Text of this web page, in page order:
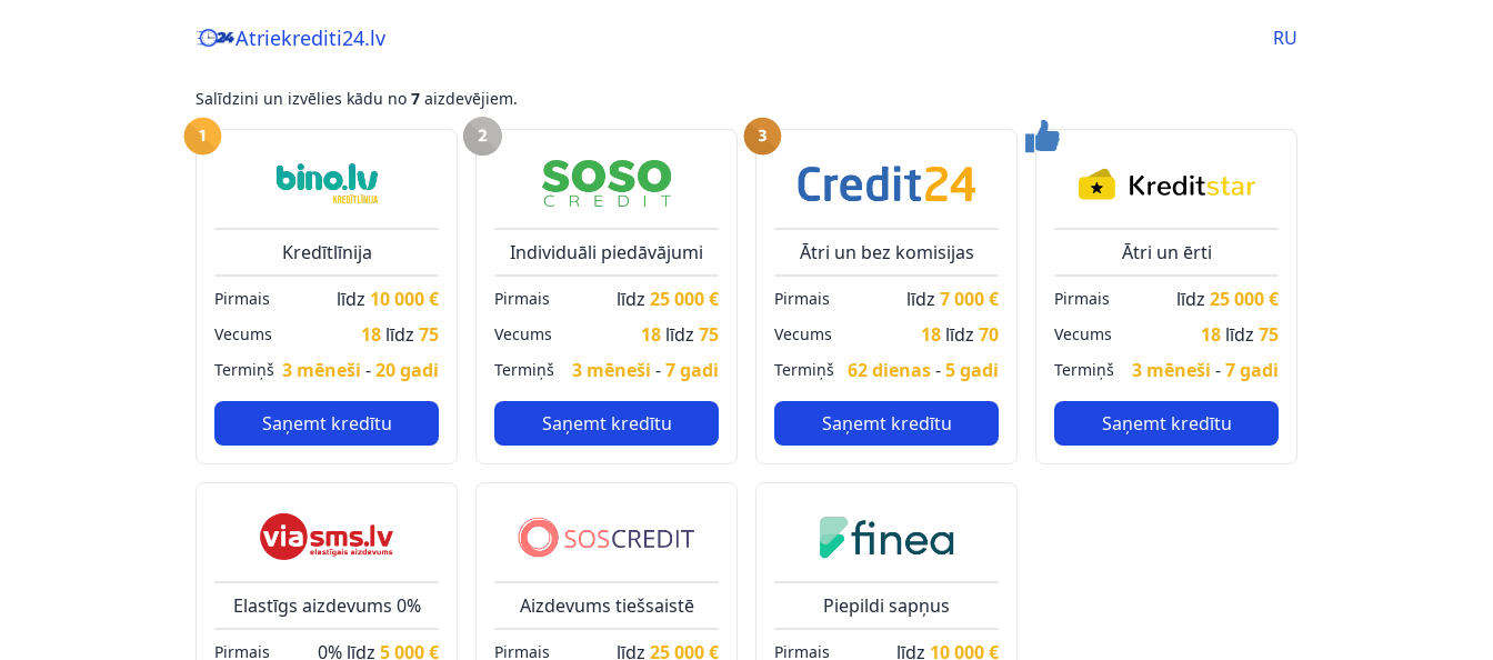
Atriekrediti24.lv RU
Salīdzini un izvēlies kādu no 7 aizdevējiem.
Kredītlīnija
Pirmais līdz 10 000 €
Vecums 18 līdz 75
Termiņš 3 mēneši -20 gadi
Saņemt kredītu
Individuāli piedāvājumi
Pirmais līdz 25 000 €
Vecums 18 līdz 75
Termiņš 3 mēneši -7 gadi
Saņemt kredītu
Ātri un bez komisijas
Pirmais līdz 7 000 €
Vecums 18 līdz 70
Termiņš 62 dienas-5 gadi
Saņemt kredītu
Ātri un ērti
Pirmais līdz 25 000 €
Vecums 18 līdz 75
Termiņš 3 mēneši -7 gadi
Saņemt kredītu
Elastīgs aizdevums 0%
Pirmais 0% līdz 5 000 €
Aizdevums tiešsaistē
Pirmais līdz 25 000 €
Piepildi sapņus
Pirmais līdz 10 000 €